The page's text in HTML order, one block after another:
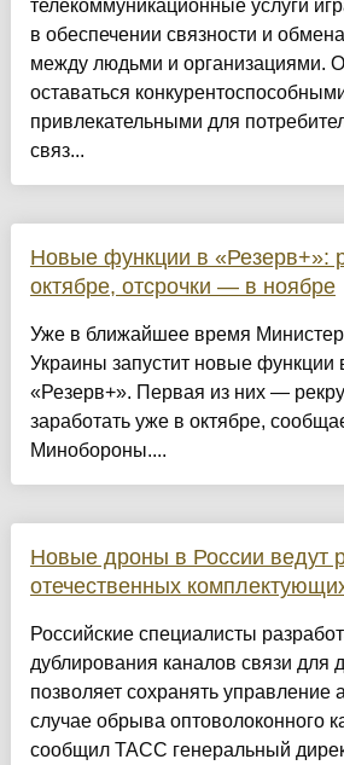
телекоммуникационные услуги
в обеспечении связности и
между людьми и организациями.
оставаться
привлекательными для
связ...
Новые функции в «Резерв+»:
октябре, отсрочки — в ноябре
Уже в ближайшее время
Украины запустит новые функции
«Резерв+». Первая из них —
заработать уже в октябре,
Минобороны....
Новые дроны в России ведут
отечественных
Российские специалисты
дублирования каналов связи для
позволяет сохранять управление
случае обрыва оптоволоконного
сообщил ТАСС генеральный